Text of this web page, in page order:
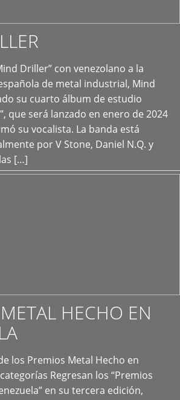
Driller” con venezolano a la
de metal industrial, Mind
su cuarto álbum de estudio
que será lanzado en enero de 2024
su vocalista. La banda está
por V Stone, Daniel N.Q. y
[…]
+
HECHO EN
los Premios Metal Hecho en
Regresan los “Premios
en su tercera edición,